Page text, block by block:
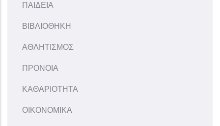
ΠΑΙΔΕΙΑ
ΒΙΒΛΙΟΘΗΚΗ
ΑΘΛΗΤΙΣΜΟΣ
ΠΡΟΝΟΙΑ
ΚΑΘΑΡΙΟΤΗΤΑ
ΟΙΚΟΝΟΜΙΚΑ